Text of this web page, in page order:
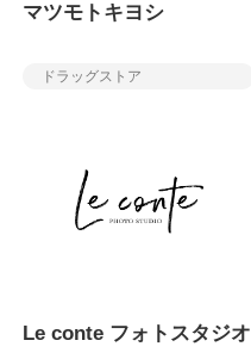
マツモトキヨシ
ドラッグストア
Le conte フォトスタジオ